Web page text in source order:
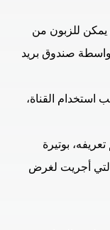
يمكن للزبون من
صندوق بريد
القناة،
بوتيرة
أجريت لغرض